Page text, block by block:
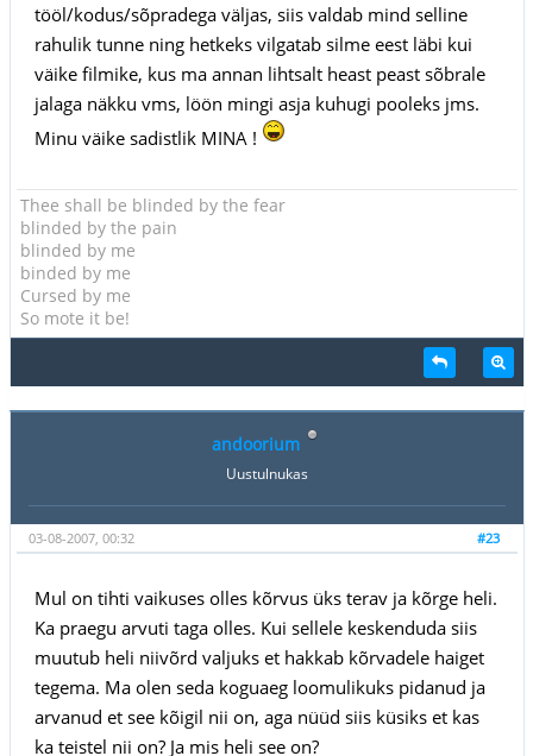
tööl/kodus/sõpradega väljas, siis valdab mind selline
rahulik tunne ning hetkeks vilgatab silme eest läbi kui
väike filmike, kus ma annan lihtsalt heast peast sõbrale
jalaga näkku vms, löön mingi asja kuhugi pooleks jms.
Minu väike sadistlik MINA !
Thee shall be blinded by the fear
blinded by the pain
blinded by me
binded by me
Cursed by me
So mote it be!
andoorium
Uustulnukas
#23
03-08-2007, 00:32
Mul on tihti vaikuses olles kõrvus üks terav ja kõrge heli.
Ka praegu arvuti taga olles. Kui sellele keskenduda siis
muutub heli niivõrd valjuks et hakkab kõrvadele haiget
tegema. Ma olen seda koguaeg loomulikuks pidanud ja
arvanud et see kõigil nii on, aga nüüd siis küsiks et kas
ka teistel nii on? Ja mis heli see on?